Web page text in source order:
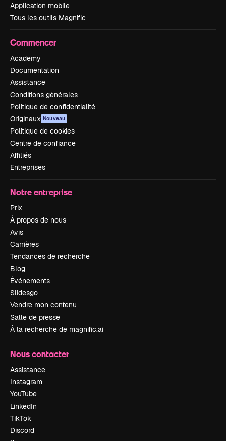
Application mobile
Tous les outils Magnific
Commencer
Academy
Documentation
Assistance
Conditions générales
Politique de confidentialité
Originaux Nouveau
Politique de cookies
Centre de confiance
Affiliés
Entreprises
Notre entreprise
Prix
À propos de nous
Avis
Carrières
Tendances de recherche
Blog
Événements
Slidesgo
Vendre mon contenu
Salle de presse
À la recherche de magnific.ai
Nous contacter
Assistance
Instagram
YouTube
LinkedIn
TikTok
Discord